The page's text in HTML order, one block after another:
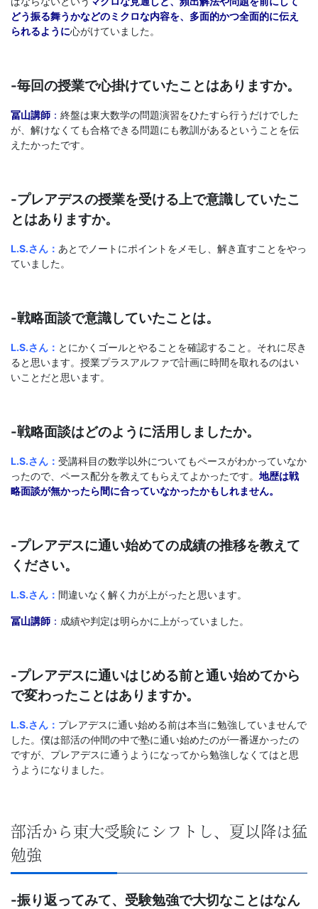
どう振る舞うかなどのミクロな内容を、多面的かつ全面的に伝え
られるように心がけていました。
-毎回の授業で心掛けていたことはありますか。
冨山講師 ： 終盤は東大数学の問題演習をひたすら行うだけでした
が、解けなくても合格できる問題にも教訓があるということを伝
えたかったです。
-プレアデスの授業を受ける上で意識していたこ
とはありますか。
L.S.さん： あとでノートにポイントをメモし、解き直すことをやっ
ていました。
-戦略面談で意識していたことは。
L.S.さん： とにかくゴールとやることを確認すること。それに尽き
ると思います。授業プラスアルファで計画に時間を取れるのはい
いことだと思います。
-戦略面談はどのように活用しましたか。
L.S.さん： 受講科目の数学以外についてもペースがわかっていなか
ったので、ペース配分を教えてもらえてよかったです。 地歴は戦
略面談が無かったら間に合っていなかったかもしれません。
-プレアデスに通い始めての成績の推移を教えて
ください。
L.S.さん： 間違いなく解く力が上がったと思います。
冨山講師 ： 成績や判定は明らかに上がっていました。
-プレアデスに通いはじめる前と通い始めてから
で変わったことはありますか。
L.S.さん： プレアデスに通い始める前は本当に勉強していませんで
した。僕は部活の仲間の中で塾に通い始めたのが一番遅かったの
ですが、プレアデスに通うようになってから勉強しなくてはと思
うようになりました。
部活から東大受験にシフトし、夏以降は猛
勉強
-振り返ってみて、受験勉強で大切なことはなん